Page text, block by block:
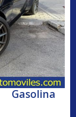
Gasolina